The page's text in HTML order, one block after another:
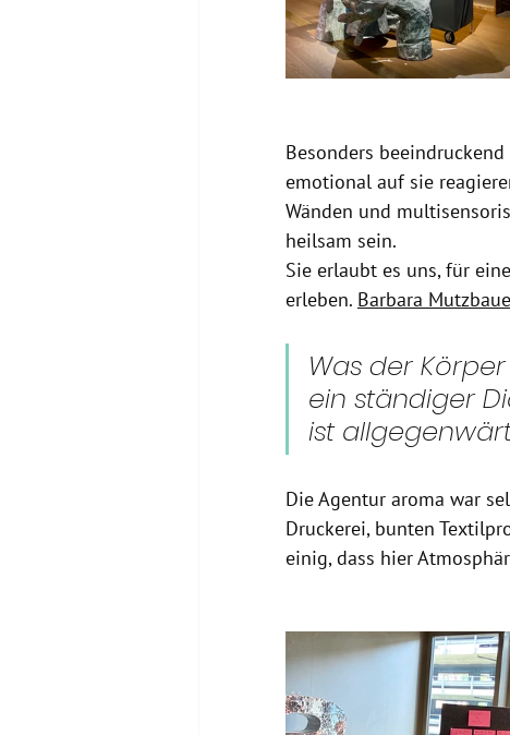
Besonders
emotional auf sie
Wänden und
heilsam sein.
Sie erlaubt es uns, für
erleben. Barbara
Was der
ein ständiger
ist
Die Agentur aroma war
Druckerei, bunten
einig, dass hier